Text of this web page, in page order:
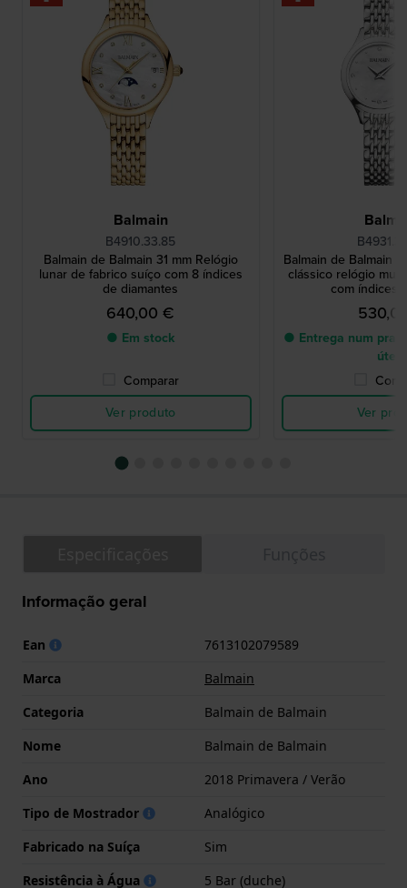
Balmain
B4910.33.85
Balmain de Balmain 31 mm Relógio
lunar de fabrico suíço com 8 índices
de diamantes
640,00 €
● Em stock
Comparar
Ver produto
Balmain de Balmain
clássico relógio
com índices
● Entrega num
úteis
Ver
Informação geral
Ean
7613102079589
Marca
Balmain
Categoria
Balmain de Balmain
Nome
Balmain de Balmain
Ano
2018 Primavera / Verão
Tipo de Mostrador
Analógico
Fabricado na Suíça
Sim
Resistência à Água
5 Bar (duche)